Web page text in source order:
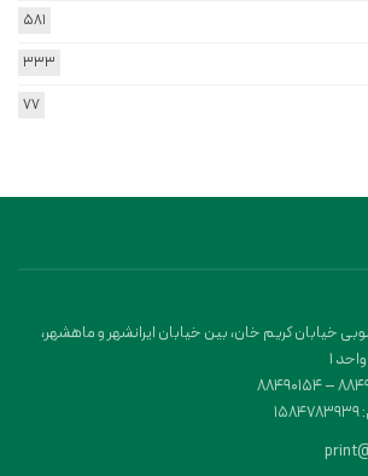
581
333
77
خیابان کریم خان، بین خیابان ایرانشهر و ماهشهر،